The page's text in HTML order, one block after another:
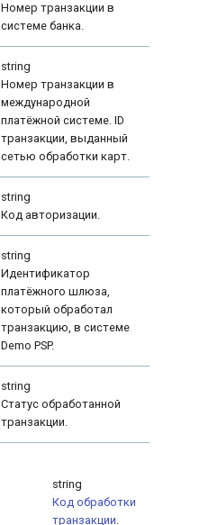
Номер транзакции в
системе банка.
string
Номер транзакции в
международной
платёжной системе. ID
транзакции, выданный
сетью обработки карт.
string
Код авторизации.
string
Идентификатор
платёжного шлюза,
который обработал
транзакцию, в системе
Demo PSP.
string
Статус обработанной
транзакции.
string
Код обработки
транзакции.